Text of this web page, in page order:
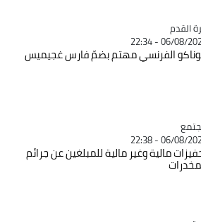
القدم
06/08/2026 -
الفرنسي مهتم بضمّ فارس غجيميس
06/08/2026 -
مالية وغير مالية للمبلغين عن جرائم